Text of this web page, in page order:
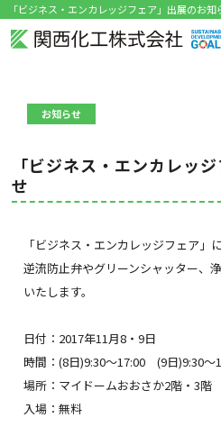
お知らせ
「ビジネス・エンカレッ
せ
「ビジネス・エンカレッジフェア」
逆流防止弁やグリーンシャッター、
いたします。
日付： 2017年11月8 ・9日
時間：(8日)9:30～17:00 (9日)9:30～
場所：マイドームおおさか2階・3階
入場：無料